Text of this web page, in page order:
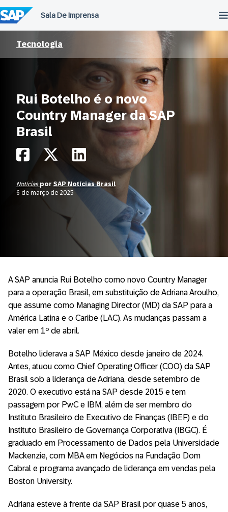
para
o
conteúdo
Tecnologia
Rui Botelho é o novo
Country Manager da SAP
Brasil
Notícias por SAP Notícias Brasil
6 de março de 2025
A SAP anuncia Rui Botelho como novo Country Manager
para a operação Brasil, em substituição de Adriana Aroulho,
que assume como Managing Director (MD) da SAP para a
América Latina e o Caribe (LAC). As mudanças passam a
valer em 1º de abril.
Botelho liderava a SAP México desde janeiro de 2024.
Antes, atuou como Chief Operating Officer (COO) da SAP
Brasil sob a liderança de Adriana, desde setembro de
2020. O executivo está na SAP desde 2015 e tem
passagem por PwC e IBM, além de ser membro do
Instituto Brasileiro de Executivo de Finanças (IBEF) e do
Instituto Brasileiro de Governança Corporativa (IBGC). É
graduado em Processamento de Dados pela Universidade
Mackenzie, com MBA em Negócios na Fundação Dom
Cabral e programa avançado de liderança em vendas pela
Boston University.
Adriana esteve à frente da SAP Brasil por quase 5 anos,